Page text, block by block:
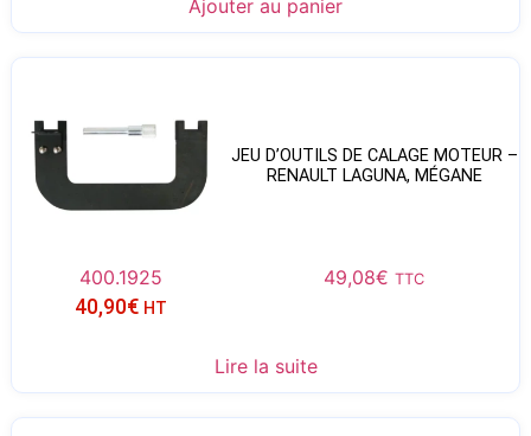
Ajouter au panier
JEU D’OUTILS DE CALAGE MOTEUR –
RENAULT LAGUNA, MÉGANE
400.1925 49,08€ TTC
40,90€ HT
Lire la suite